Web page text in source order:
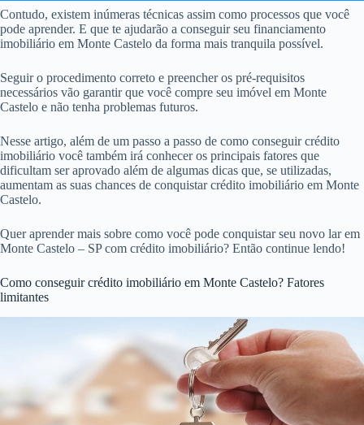
Contudo, existem inúmeras técnicas assim como processos que você
pode aprender. E que te ajudarão a conseguir seu financiamento
imobiliário em Monte Castelo da forma mais tranquila possível.
Seguir o procedimento correto e preencher os pré-requisitos
necessários vão garantir que você compre seu imóvel em Monte
Castelo e não tenha problemas futuros.
Nesse artigo, além de um passo a passo de como conseguir crédito
imobiliário você também irá conhecer os principais fatores que
dificultam ser aprovado além de algumas dicas que, se utilizadas,
aumentam as suas chances de conquistar crédito imobiliário em Monte
Castelo.
Quer aprender mais sobre como você pode conquistar seu novo lar em
Monte Castelo – SP com crédito imobiliário? Então continue lendo!
Como conseguir crédito imobiliário em Monte Castelo? Fatores
limitantes